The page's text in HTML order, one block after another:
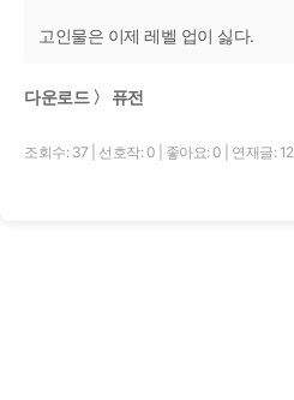
고인물은 이제 레벨 업이 싫다.
다운로드 〉 퓨전
조회수: 37 선호작: 0 좋아요: 0 연재글: 12